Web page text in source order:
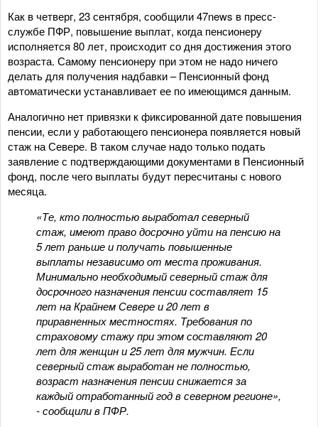
Как в четверг, 23 сентября, сообщили 47news в пресс-
службе ПФР, повышение выплат, когда пенсионеру
исполняется 80 лет, происходит со дня достижения этого
возраста. Самому пенсионеру при этом не надо ничего
делать для получения надбавки – Пенсионный фонд
автоматически устанавливает ее по имеющимся данным.
Аналогично нет привязки к фиксированной дате повышения
пенсии, если у работающего пенсионера появляется новый
стаж на Севере. В таком случае надо только подать
заявление с подтверждающими документами в Пенсионный
фонд, после чего выплаты будут пересчитаны с нового
месяца.
«Те, кто полностью выработал северный
стаж, имеют право досрочно уйти на пенсию на
5 лет раньше и получать повышенные
выплаты независимо от места проживания.
Минимально необходимый северный стаж для
досрочного назначения пенсии составляет 15
лет на Крайнем Севере и 20 лет в
приравненных местностях. Требования по
страховому стажу при этом составляют 20
лет для женщин и 25 лет для мужчин. Если
северный стаж выработан не полностью,
возраст назначения пенсии снижается за
каждый отработанный год в северном регионе»,
- сообщили в ПФР.